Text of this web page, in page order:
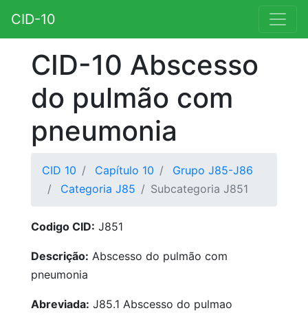
CID-10
CID-10 Abscesso
do pulmão com
pneumonia
CID 10 Capítulo 10
Grupo J85-J86
Categoria J85
Subcategoria J851
Codigo CID: J851
Descrição: Abscesso do pulmão com
pneumonia
Abreviada: J85.1 Abscesso do pulmao